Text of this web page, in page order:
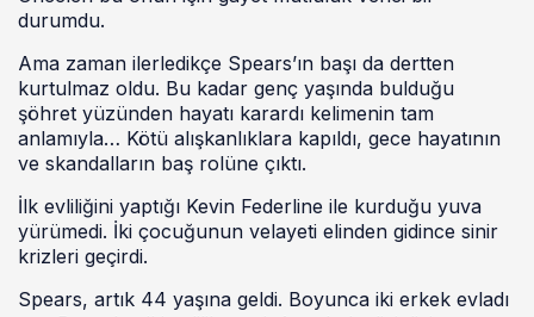
durumdu.
Ama zaman ilerledikçe Spears’ın başı da dertten
kurtulmaz oldu. Bu kadar genç yaşında bulduğu
şöhret yüzünden hayatı karardı kelimenin tam
anlamıyla… Kötü alışkanlıklara kapıldı, gece hayatının
ve skandalların baş rolüne çıktı.
İlk evliliğini yaptığı Kevin Federline ile kurduğu yuva
yürümedi. İki çocuğunun velayeti elinden gidince sinir
krizleri geçirdi.
Spears, artık 44 yaşına geldi. Boyunca iki erkek evladı